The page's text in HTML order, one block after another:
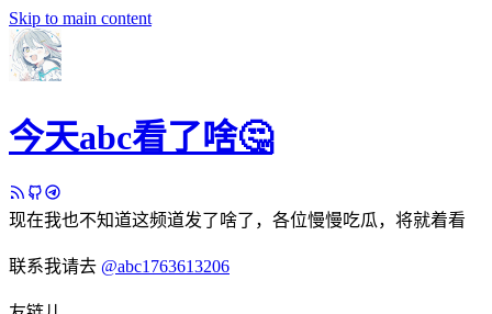
Skip to main content
今天abc看了啥🤔
现在我也不知道这频道发了啥了，各位慢慢吃瓜，将就着看
联系我请去 @abc1763613206